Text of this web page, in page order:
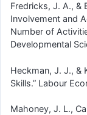
Fredricks, J. A., &
Involvement and
Number of
Developmental
Heckman, J. J., &
Skills.” Labour
Mahoney, J. L.,